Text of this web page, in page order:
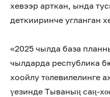
хевээр арткан, ында
деткииринче угланган
«2025 чылда база
чылдарда республика
хоойлу төлевилелинге
үезинде Тываның саң-